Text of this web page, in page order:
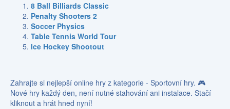
8 Ball Billiards Classic
Penalty Shooters 2
Soccer Physics
Table Tennis World Tour
Ice Hockey Shootout
Zahrajte si nejlepší online hry z kategorie - Sportovní hry. 🎮
Nové hry každý den, není nutné stahování ani instalace. Stačí
kliknout a hrát hned nyní!